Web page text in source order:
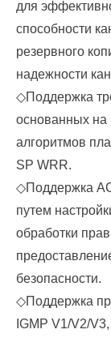
для
способности
резервного
надежности
◇Поддержка
основанных на
алгоритмов
SP WRR.
◇Поддержка
путем
обработки
безопасности.
◇Поддержка
IGMP V1/V2/